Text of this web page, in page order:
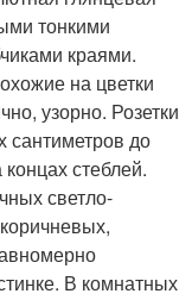
тонкими
краями.
на цветки
узорно. Розетки
сантиметров до
стеблей.
светло-
В комнатных